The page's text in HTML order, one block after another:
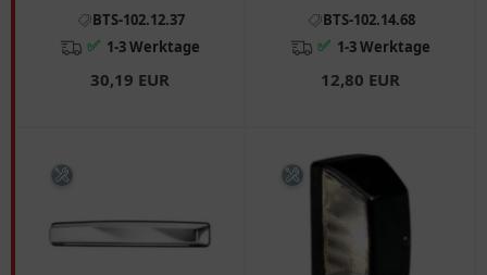
BTS-102.12.37
✅ 1-3 Werktage
30,19 EUR
BTS-102.14.68
✅ 1-3 Werktage
12,80 EUR